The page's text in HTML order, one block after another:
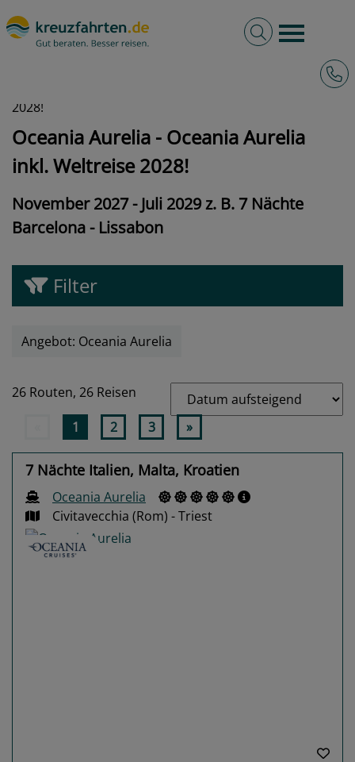
Burger
Volltextsuche
2028!
Oceania Aurelia - Oceania Aurelia
inkl. Weltreise 2028!
November 2027 - Juli 2029 z. B. 7 Nächte
Barcelona - Lissabon
Filter
Angebot: Oceania Aurelia
26 Routen, 26 Reisen
1 2 3 »
7 Nächte Italien, Malta, Kroatien
Oceania Aurelia
Civitavecchia (Rom) - Triest